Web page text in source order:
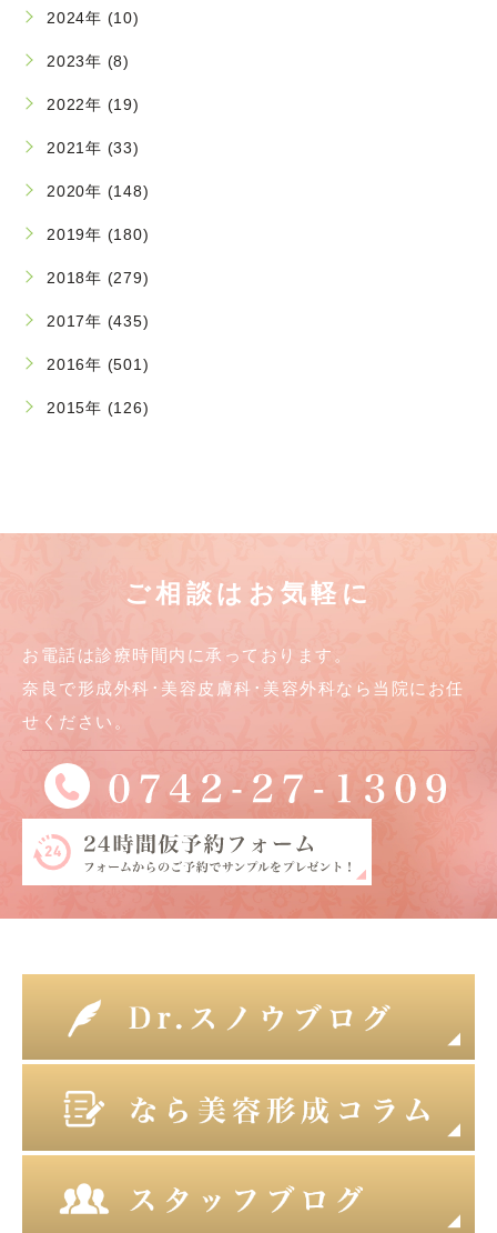
2024年 (10)
2023年 (8)
2022年 (19)
2021年 (33)
2020年 (148)
2019年 (180)
2018年 (279)
2017年 (435)
2016年 (501)
2015年 (126)
ご相談はお気軽に
お電話は診療時間内に承っております。
奈良で形成外科･美容皮膚科･美容外科なら当院にお任
せください。